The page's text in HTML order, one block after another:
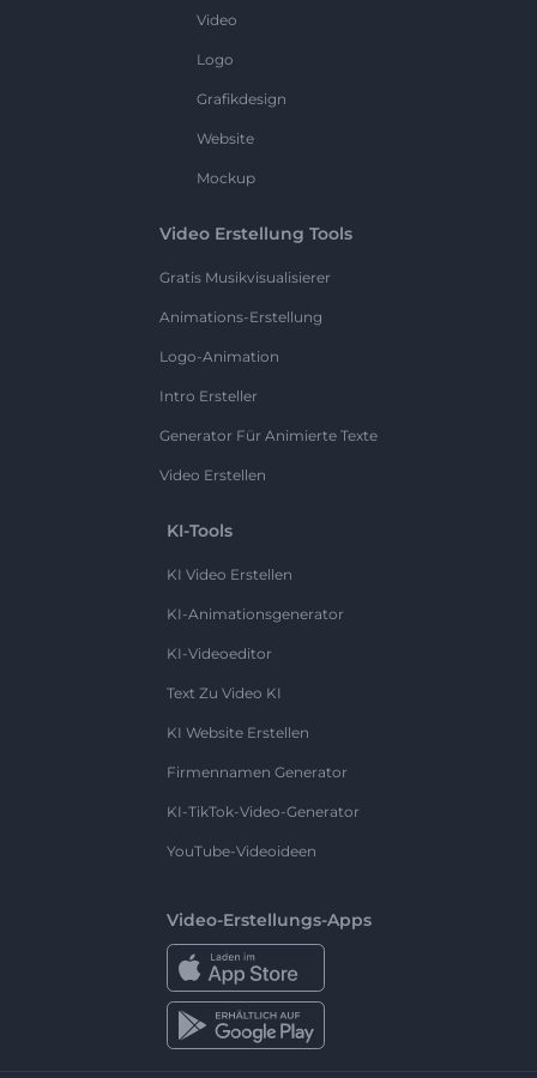
Video
Logo
Grafikdesign
Website
Mockup
Video Erstellung Tools
Gratis Musikvisualisierer
Animations-Erstellung
Logo-Animation
Intro Ersteller
Generator Für Animierte Texte
Video Erstellen
KI-Tools
KI Video Erstellen
KI-Animationsgenerator
KI-Videoeditor
Text Zu Video KI
KI Website Erstellen
Firmennamen Generator
KI-TikTok-Video-Generator
YouTube-Videoideen
Video-Erstellungs-Apps